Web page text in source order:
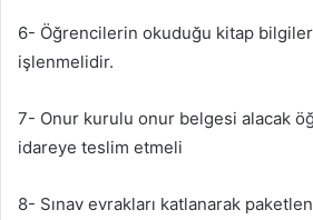
6- Öğrencilerin okuduğu kitap
işlenmelidir.
7- Onur kurulu onur belgesi alacak
idareye teslim etmeli
8- Sınav evrakları katlanarak